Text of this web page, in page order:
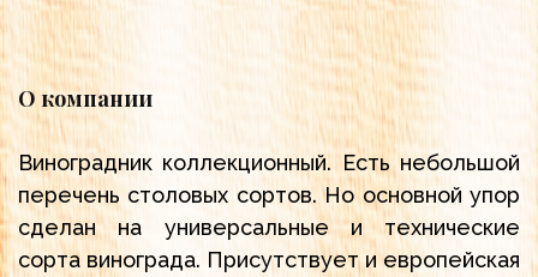
О компании
Виноградник коллекционный. Есть небольшой
перечень столовых сортов. Но основной упор
сделан на универсальные и технические
сорта винограда. Присутствует и европейская